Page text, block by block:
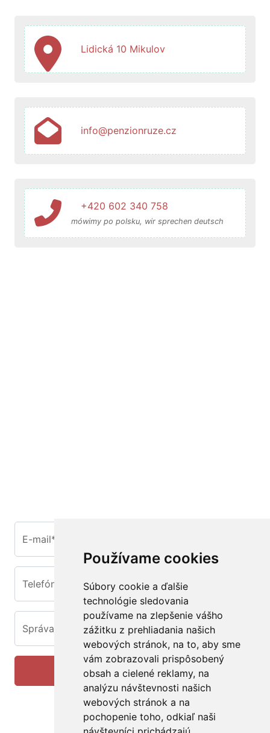
Používame cookies
Súbory cookie a ďalšie
technológie sledovania
používame na zlepšenie vášho
zážitku z prehliadania našich
webových stránok, na to, aby sme
vám zobrazovali prispôsobený
obsah a cielené reklamy, na
analýzu návštevnosti našich
webových stránok a na
pochopenie toho, odkiaľ naši
Lidická 10 Mikulov
info@penzionruze.cz
+420 602 340 758
mówimy po polsku, wir sprechen deutsch
E-mail*
Telefón
Správa*
Odoslať na